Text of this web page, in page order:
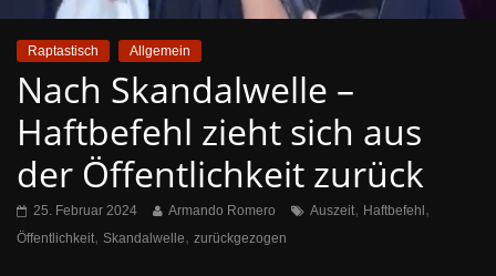
Raptastisch Allgemein
Nach Skandalwelle –
Haftbefehl zieht sich aus
der Öffentlichkeit zurück
25. Februar 2024 Armando Romero Auszeit, Haftbefehl ,
Öffentlichkeit, Skandalwelle, zurückgezogen